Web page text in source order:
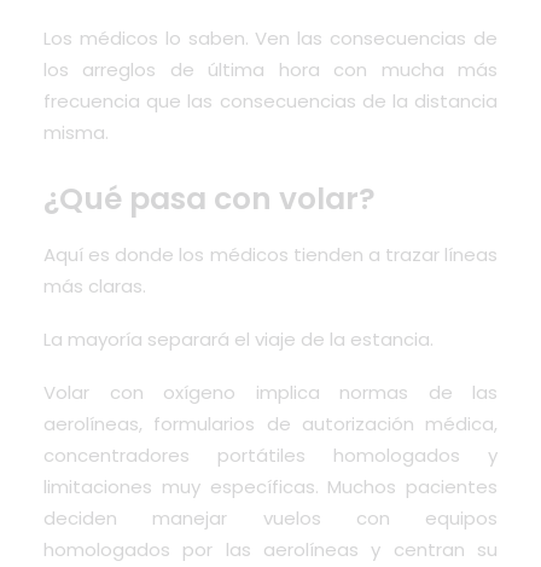
Los médicos lo saben. Ven las consecuencias de
los arreglos de última hora con mucha más
frecuencia que las consecuencias de la distancia
misma.
¿Qué pasa con volar?
Aquí es donde los médicos tienden a trazar líneas
más claras.
La mayoría separará el viaje de la estancia.
Volar con oxígeno implica normas de las
aerolíneas, formularios de autorización médica,
concentradores portátiles homologados y
limitaciones muy específicas. Muchos pacientes
deciden manejar vuelos con equipos
homologados por las aerolíneas y centran su